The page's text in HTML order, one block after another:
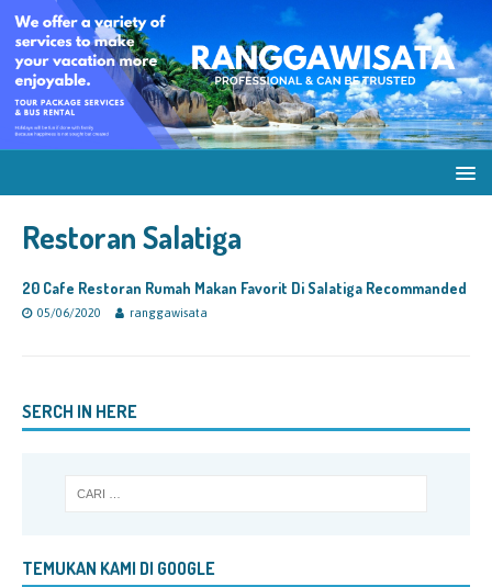
Restoran Salatiga
20 Cafe Restoran Rumah Makan Favorit Di Salatiga Recommanded
05/06/2020 ranggawisata
SERCH IN HERE
TEMUKAN KAMI DI GOOGLE